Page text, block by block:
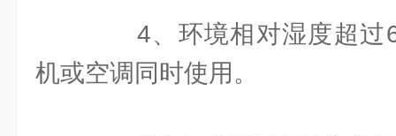
4、环境相对湿度超过
机或空调同时使用。